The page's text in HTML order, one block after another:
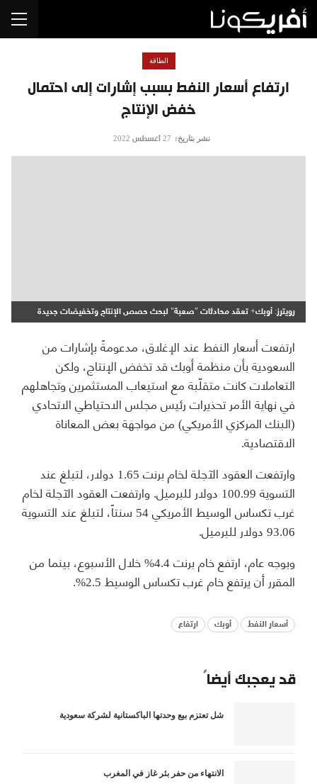
ارتفاع أسعار النفط بسبب إشارات إلى احتمال
خفض الإنتاج
الطاقة
نشر بتاريخ: 27 أغسطس 2022
رويترز: أوبك+ تعقد محادثات "صعبة" لبحث حصص الإنتاج وتخفيضات جديدة
ارتفعت أسعار النفط عند الإغلاق، مدعومةً بإشارات من
السعودية بأن منظمة أوبك قد تخفض الإنتاج، ولكن
التعاملات كانت متقلّبة مع استيعاب المستثمرين وتجاهلهم
في نهاية الأمر تحذيرات رئيس مجلس الاحتياطي الاتحادي
(البنك المركزي الأمريكي) من مواجهة بعض المعاناة
الاقتصادية.
وارتفعت العقود الآجلة لخام برنت 1.65 دولار، لتبلغ عند
التسوية 100.99 دولار للبرميل. وارتفعت العقود الآجلة لخام
غرب تكساس الوسيط الأمريكي 54 سنتاً، لتبلغ عند التسوية
93.06 دولار للبرميل.
وبوجه عام، ارتفع خام برنت 4.4% خلال الأسبوع، بينما من
المقرر أن يرتفع خام غرب تكساس الوسيط 2.5%.
أسعار النفط أوبك ارتفاع
قد يعجبك أيضاً
شل تعتزم بيع وحدتها الباكستانية لشركة سعودية
الانتهاء من حفر بئر غاز في المغرب